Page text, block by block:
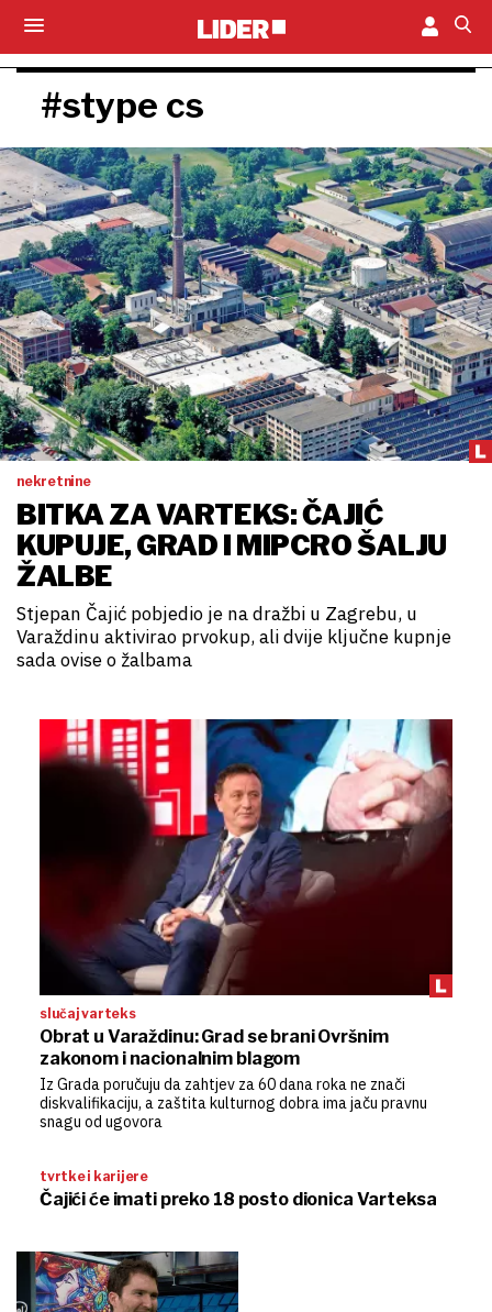
#stype cs
nekretnine
BITKA ZA VARTEKS: ČAJIĆ
KUPUJE, GRAD I MIPCRO ŠALJU
ŽALBE
Stjepan Čajić pobjedio je na dražbi u Zagrebu, u
Varaždinu aktivirao prvokup, ali dvije ključne kupnje
sada ovise o žalbama
slučaj varteks
Obrat u Varaždinu: Grad se brani Ovršnim
zakonom i nacionalnim blagom
Iz Grada poručuju da zahtjev za 60 dana roka ne znači
diskvalifikaciju, a zaštita kulturnog dobra ima jaču pravnu
snagu od ugovora
tvrtke i karijere
Čajići će imati preko 18 posto dionica Varteksa